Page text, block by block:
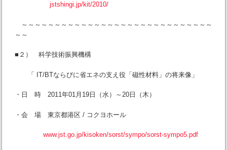
jstshingi.jp/kit/2010/
～～～～～～～～～～～～～～～～～～～～～～～～～～～～～
～～
■２） 科学技術振興機構
「 IT/BTならびに省エネの支え役「磁性材料」の将来像」
・日 時 2011年01月19日（水）～20日（木）
・会 場 東京都港区 / コクヨホール
www.jst.go.jp/kisoken/sorst/sympo/sorst-sympo5.pdf